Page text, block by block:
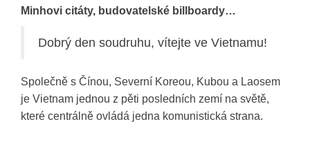
Minhovi citáty, budovatelské billboardy…
Dobrý den soudruhu, vítejte ve Vietnamu!
Společně s Čínou, Severní Koreou, Kubou a Laosem
je Vietnam jednou z pěti posledních zemí na světě,
které centrálně ovládá jedna komunistická strana.